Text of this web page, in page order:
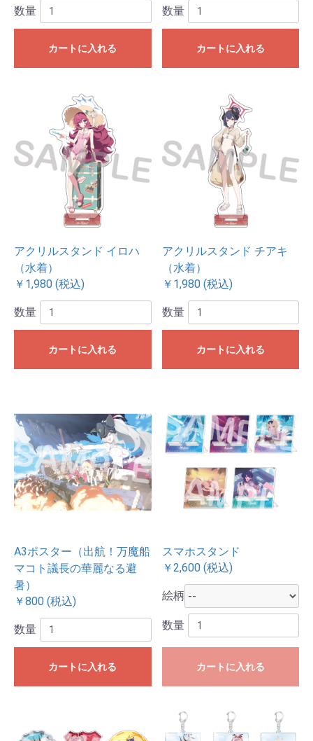
数量
カートに入れる
数量
カートに入れる
アクリルスタンド イロハ
（水着）
￥1,980 (税込)
数量
カートに入れる
アクリルスタンド チアキ
（水着）
￥1,980 (税込)
数量
カートに入れる
A3ポスター（出航！万魔船
マコト議長の華麗なる避
暑）
￥800 (税込)
数量
カートに入れる
スマホスタンド
￥2,600 (税込)
絵柄
数量
カートに入れる